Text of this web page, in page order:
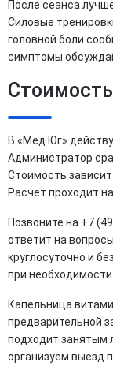
После сеанса
Силовые
головной боли
симптомы
В «Мед Юг»
Администратор
Стоимость
Расчет проходит
Позвоните на +7
ответит на
круглосуточно и
при необходимости.
Капельница
предварительной
подходит занятым
организуем выезд